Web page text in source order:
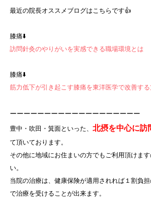
最近の院長オススメブログはこちらです👍
膝痛⬇️
訪問針灸のやりがいを実感できる職場環境とは
膝痛⬇️
筋力低下が引き起こす膝痛を東洋医学で改善す
ーーーーーーーーーーーーーーーーーーー
豊中・吹田・箕面といった、 北摂を中心に訪
て頂いております。
その他に地域にお住まいの方でもご利用頂けま
い。
当院の治療は、健康保険が適用されれば１割負
で治療を受けることが出来ます。